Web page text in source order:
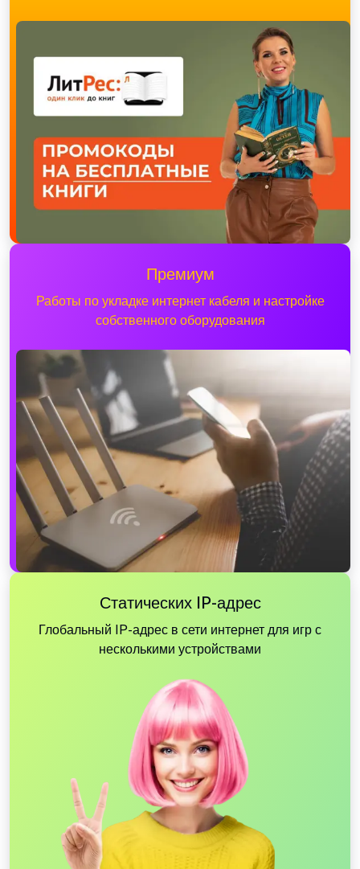
Премиум
Работы по укладке интернет кабеля и настройке
собственного оборудования
Статических IP-адрес
Глобальный IP-адрес в сети интернет для игр с
несколькими устройствами